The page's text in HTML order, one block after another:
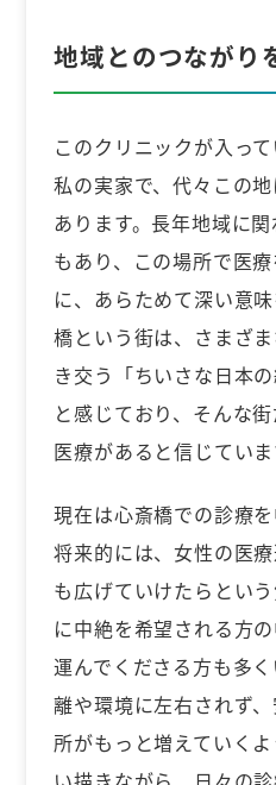
地域とのつながり
このクリニックが入っ
私の実家で、代々この
あります。長年地域に
もあり、この場所で医
に、あらためて深い意
橋という街は、さまざ
き交う「ちいさな日本
と感じており、そんな
医療があると信じていま
現在は心斎橋での診療を
将来的には、女性の医
も広げていけたらとい
に中絶を希望される方
運んでくださる方も多
離や環境に左右されず
所がもっと増えていく